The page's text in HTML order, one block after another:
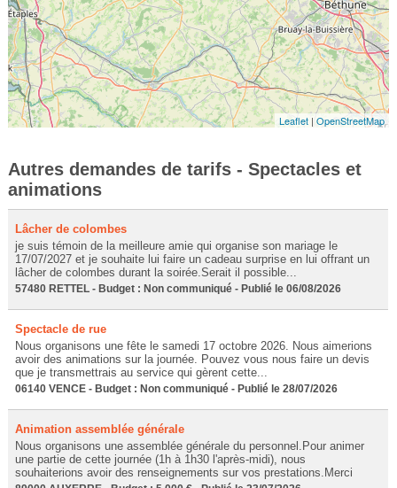
Leaflet |OpenStreetMap
Autres demandes de tarifs - Spectacles et
animations
Lâcher de colombes
je suis témoin de la meilleure amie qui organise son mariage le
17/07/2027 et je souhaite lui faire un cadeau surprise en lui offrant un
lâcher de colombes durant la soirée.Serait il possible...
57480 RETTEL - Budget : Non communiqué - Publié le 06/08/2026
Spectacle de rue
Nous organisons une fête le samedi 17 octobre 2026. Nous aimerions
avoir des animations sur la journée. Pouvez vous nous faire un devis
que je transmettrais au service qui gèrent cette...
06140 VENCE - Budget : Non communiqué - Publié le 28/07/2026
Animation assemblée générale
Nous organisons une assemblée générale du personnel.Pour animer
une partie de cette journée (1h à 1h30 l'après-midi), nous
souhaiterions avoir des renseignements sur vos prestations.Merci